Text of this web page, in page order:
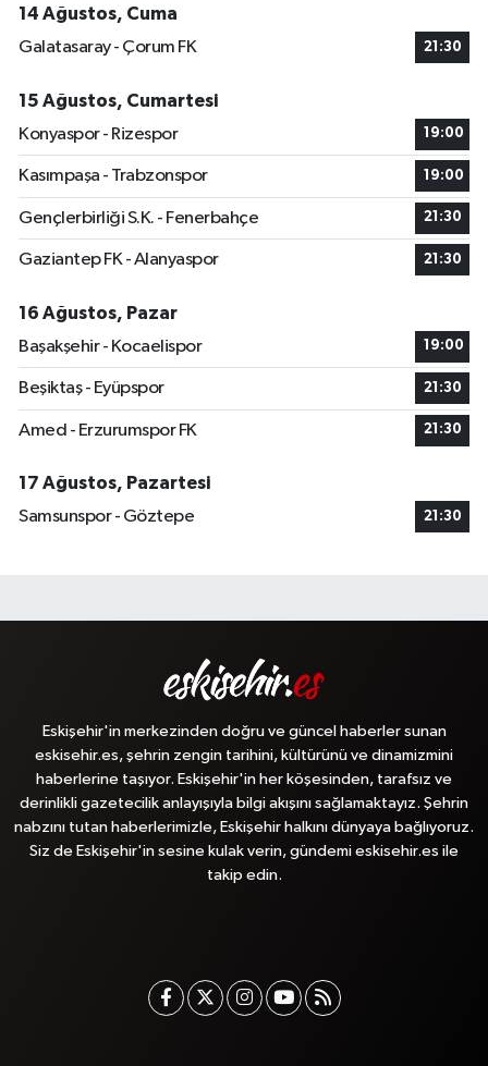
14 Ağustos, Cuma
Galatasaray - Çorum FK
21:30
15 Ağustos, Cumartesi
Konyaspor - Rizespor
19:00
Kasımpaşa - Trabzonspor 19:00
Gençlerbirliği S.K. - Fenerbahçe 21:30
Gaziantep FK - Alanyaspor 21:30
16 Ağustos, Pazar
Başakşehir - Kocaelispor
19:00
Beşiktaş - Eyüpspor 21:30
Amed - Erzurumspor FK 21:30
17 Ağustos, Pazartesi
Samsunspor - Göztepe
21:30
Eskişehir'in merkezinden doğru ve güncel haberler sunan
eskisehir.es, şehrin zengin tarihini, kültürünü ve dinamizmini
haberlerine taşıyor. Eskişehir'in her köşesinden, tarafsız ve
derinlikli gazetecilik anlayışıyla bilgi akışını sağlamaktayız. Şehrin
nabzını tutan haberlerimizle, Eskişehir halkını dünyaya bağlıyoruz.
Siz de Eskişehir'in sesine kulak verin, gündemi eskisehir.es ile
takip edin.